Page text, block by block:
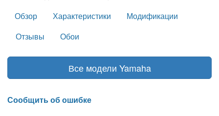
Обзор
Характеристики
Модификации
Отзывы
Обои
Все модели Yamaha
Сообщить об ошибке